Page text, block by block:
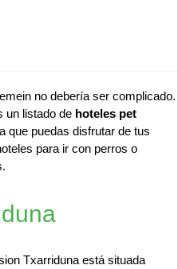
no debería ser complicado.
un listado de hoteles pet
que puedas disfrutar de tus
para ir con perros o
Txarriduna está situada